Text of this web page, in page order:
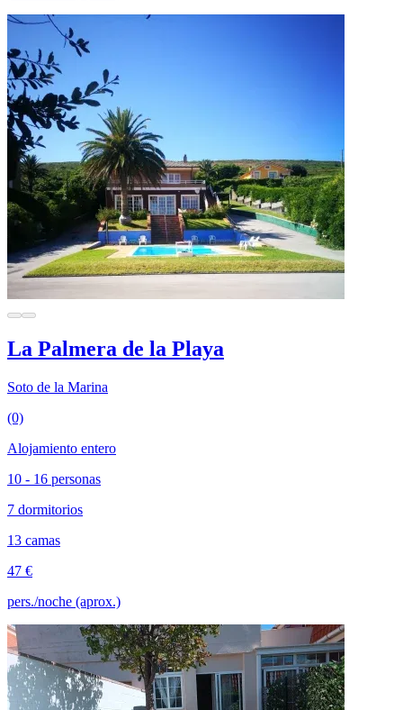
La Palmera de la Playa
Soto de la Marina
(0)
Alojamiento entero
10 - 16 personas
7 dormitorios
13 camas
47 €
pers./noche (aprox.)